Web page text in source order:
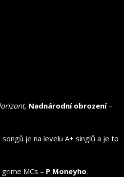
Nadnárodní obrození–
songů je na levelu A+ singlů a je to
MCs – P Moneyho.